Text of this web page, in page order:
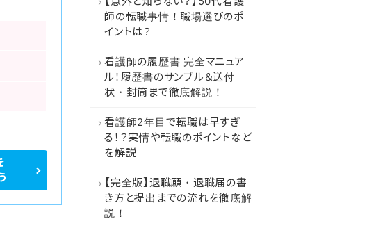
師の転職事情！職場選びのポ
イントは？
看護師の履歴書 完全マニュア
ル！履歴書のサンプル＆送付
状・封筒まで徹底解説！
看護師2年目で転職は早すぎ
る！？実情や転職のポイントなど
を解説
【完全版】退職願・退職届の書
き方と提出までの流れを徹底解
説！